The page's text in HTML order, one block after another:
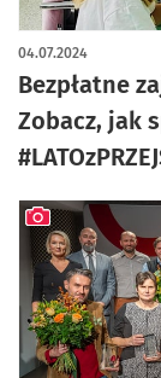
Bezpłatne
Zobacz, jak
04.07.2024